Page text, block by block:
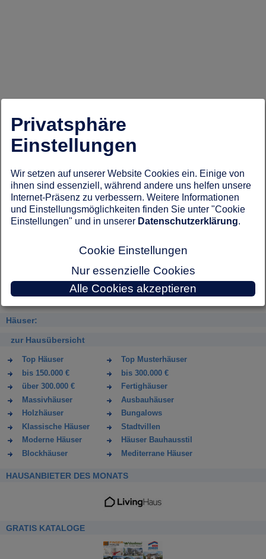
Häuser:
zur Hausübersicht
Top Häuser
Top Musterhäuser
bis 150.000 €
bis 300.000 €
über 300.000 €
Fertighäuser
Massivhäuser
Ausbauhäuser
Holzhäuser
Bungalows
Klassische Häuser
Stadtvillen
Moderne Häuser
Häuser Bauhausstil
Blockhäuser
Mediterrane Häuser
HAUSANBIETER DES MONATS
GRATIS KATALOGE
Privatsphäre
Einstellungen
Wir setzen auf unserer Website Cookies ein. Einige von
ihnen sind essenziell, während andere uns helfen unsere
Internet-Präsenz zu verbessern. Weitere Informationen
und Einstellungsmöglichkeiten finden Sie unter "Cookie
Einstellungen" und in unserer Datenschutzerklärung.
Cookie Einstellungen
Nur essenzielle Cookies
Alle Cookies akzeptieren